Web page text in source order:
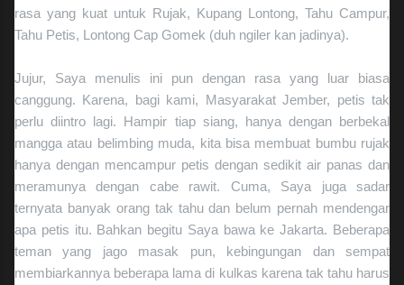
rasa yang kuat untuk Rujak, Kupang Lontong, Tahu Campur,
Tahu Petis, Lontong Cap Gomek (duh ngiler kan jadinya).
Jujur, Saya menulis ini pun dengan rasa yang luar biasa
canggung. Karena, bagi kami, Masyarakat Jember, petis tak
perlu diintro lagi. Hampir tiap siang, hanya dengan berbekal
mangga atau belimbing muda, kita bisa membuat bumbu rujak
hanya dengan mencampur petis dengan sedikit air panas dan
meramunya dengan cabe rawit. Cuma, Saya juga sadar
ternyata banyak orang tak tahu dan belum pernah mendengar
apa petis itu. Bahkan begitu Saya bawa ke Jakarta. Beberapa
teman yang jago masak pun, kebingungan dan sempat
membiarkannya beberapa lama di kulkas karena tak tahu harus